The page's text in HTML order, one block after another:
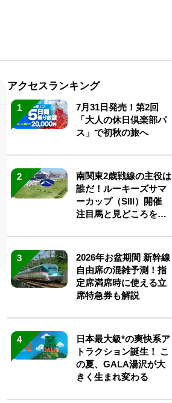
アクセスランキング
1
7月31日発売！第2回
「大人の休日倶楽部パ
ス」で初秋の旅へ
2
南関東2歳戦線の主役は
誰だ！ルーキーズサマ
ーカップ（SIII）開催
注目馬と見どころをチ
3
2026年お盆期間 新幹線
自由席の混雑予測！指
定席満席時に使える立
席特急券も解説
4
日本最大級*の爽快系ア
トラクション誕生！ こ
の夏、GALA湯沢が大
きく生まれ変わる